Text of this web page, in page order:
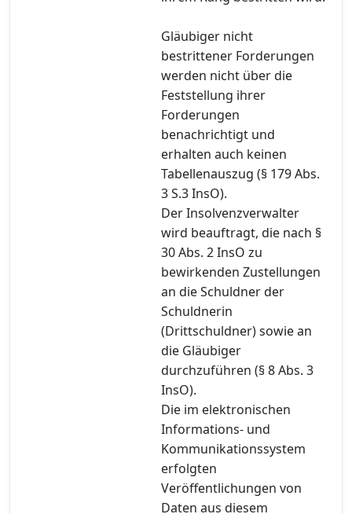
Gläubiger nicht
bestrittener Forderungen
werden nicht über die
Feststellung ihrer
Forderungen
benachrichtigt und
erhalten auch keinen
Tabellenauszug (§ 179 Abs.
3 S.3 InsO).
Der Insolvenzverwalter
wird beauftragt, die nach §
30 Abs. 2 InsO zu
bewirkenden Zustellungen
an die Schuldner der
Schuldnerin
(Drittschuldner) sowie an
die Gläubiger
durchzuführen (§ 8 Abs. 3
InsO).
Die im elektronischen
Informations- und
Kommunikationssystem
erfolgten
Veröffentlichungen von
Daten aus diesem